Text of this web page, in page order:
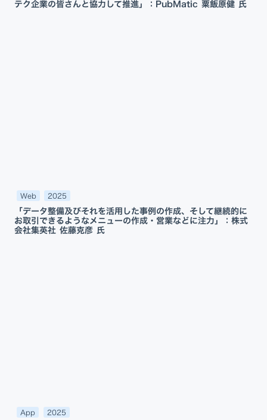
テク企業の皆さんと協力して推進」：PubMatic 粟飯原健 氏
Web 2025
「データ整備及びそれを活用した事例の作成、そして継続的に
お取引できるようなメニューの作成・営業などに注力」：株式
会社集英社 佐藤克彦 氏
App 2025